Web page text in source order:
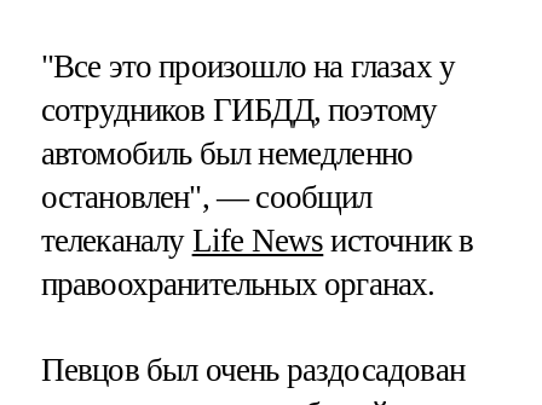
"Все это произошло на глазах у
сотрудников ГИБДД, поэтому
автомобиль был немедленно
остановлен", — сообщил
телеканалу Life News источник в
правоохранительных органах.
Певцов был очень раздосадован